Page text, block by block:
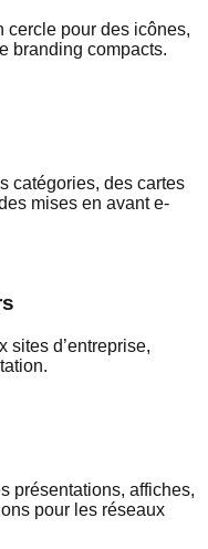
cercle pour des icônes,
branding compacts.
catégories, des cartes
mises en avant e-
sites d’entreprise,
présentations, affiches,
pour les réseaux